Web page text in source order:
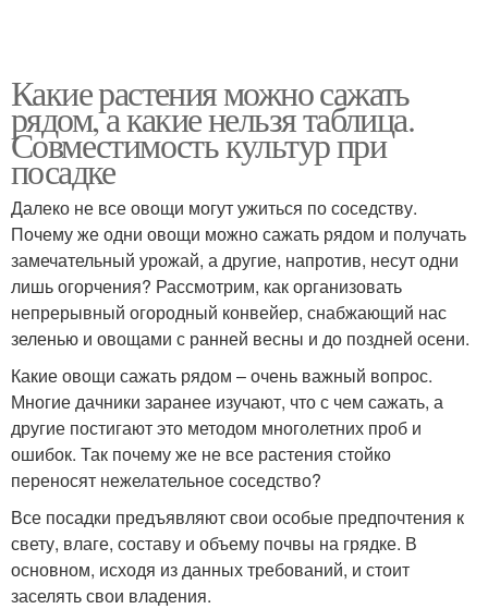
Какие растения можно сажать
рядом, а какие нельзя таблица.
Совместимость культур при
посадке
Далеко не все овощи могут ужиться по соседству.
Почему же одни овощи можно сажать рядом и получать
замечательный урожай, а другие, напротив, несут одни
лишь огорчения? Рассмотрим, как организовать
непрерывный огородный конвейер, снабжающий нас
зеленью и овощами с ранней весны и до поздней осени.
Какие овощи сажать рядом – очень важный вопрос.
Многие дачники заранее изучают, что с чем сажать, а
другие постигают это методом многолетних проб и
ошибок. Так почему же не все растения стойко
переносят нежелательное соседство?
Все посадки предъявляют свои особые предпочтения к
свету, влаге, составу и объему почвы на грядке. В
основном, исходя из данных требований, и стоит
заселять свои владения.